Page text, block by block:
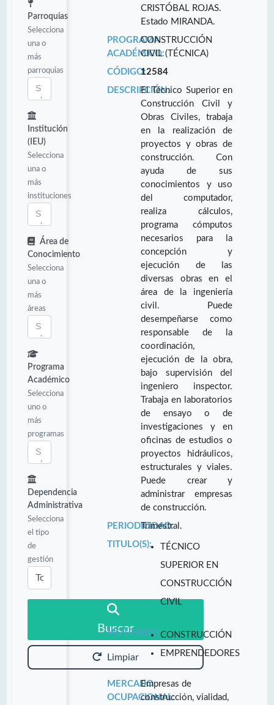
Parroquias
Selecciona
una o
más
parroquias
Institución
(IEU)
Selecciona
una o
más
instituciones
Área de
Conocimiento
Selecciona
una o
más
áreas
Programa
Académico
Selecciona
uno o
más
programas
Dependencia
Administrativa
Selecciona
el tipo
de
gestión
Buscar
Limpiar
CRISTÓBAL ROJAS.
Estado MIRANDA.
PROGRAMA
ACADÉMICO:
CONSTRUCCIÓN
CIVIL (TÉCNICA)
CÓDIGO:12584
DESCRIPCIÓN:El Técnico Superior en
Construcción Civil y
Obras Civiles, trabaja
en la realización de
proyectos y obras de
construcción. Con
ayuda de sus
conocimientos y uso
del computador,
realiza cálculos,
programa cómputos
necesarios para la
concepción y
ejecución de las
diversas obras en el
área de la ingeniería
civil. Puede
desempeñarse como
responsable de la
coordinación,
ejecución de la obra,
bajo supervisión del
ingeniero inspector.
Trabaja en laboratorios
de ensayo o de
investigaciones y en
oficinas de estudios o
proyectos hidráulicos,
estructurales y viales.
Puede crear y
administrar empresas
de construcción.
PERIODICIDAD:
Trimestral.
TITULO(S):
TÉCNICO
SUPERIOR EN
CONSTRUCCIÓN
CIVIL
MOTOR(ES):CONSTRUCCIÓN
EMPRENDEDORES
MERCADO
OCUPACIONAL:
Empresas de
construcción, vialidad,